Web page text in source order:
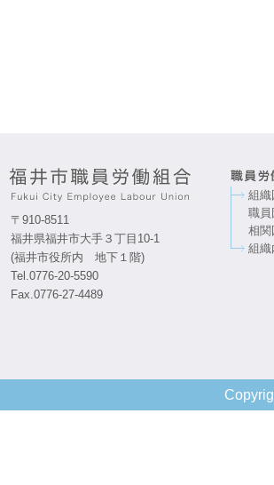
〒910-8511
福井県福井市大手３丁目10-1
(福井市役所内 地下１階)
Tel.0776-20-5590
Fax.0776-27-4489
組織
職員
相関
組織